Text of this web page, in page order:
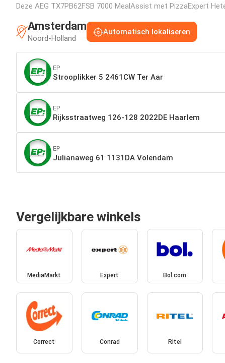
Deze AEG TX7PB62FSB 7000 MealAssist met PizzaExpert
Amsterdam
Noord-Holland
Automatisch lokaliseren
EP
Strooplikker 5 2461CW Ter Aar
EP
Rijksstraatweg 126-128 2022DE Haarlem
EP
Julianaweg 61 1131DA Volendam
Vergelijkbare winkels
MediaMarkt Expert Bol.com
Correct Conrad Ritel